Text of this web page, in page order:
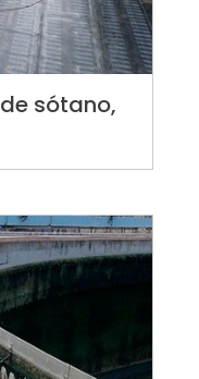
sótano,